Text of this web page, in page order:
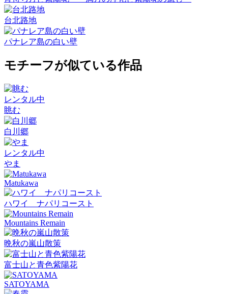
台北路地
パナレア島の白い壁
モチーフが似ている作品
レンタル中
眺む
白川郷
レンタル中
やま
Matukawa
ハワイ ナパリコースト
Mountains Remain
晩秋の嵐山散策
富士山と青色紫陽花
SATOYAMA